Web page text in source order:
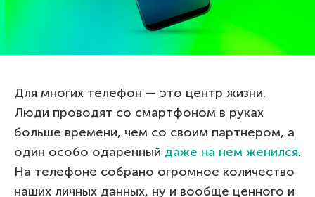
Для многих телефон — это центр жизни.
Люди проводят со смартфоном в руках
больше времени, чем со своим партнером, а
один особо одаренный даже на нем женился.
На телефоне собрано огромное количество
наших личных данных, ну и вообще ценного и